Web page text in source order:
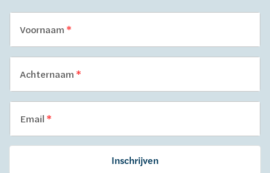
Voornaam
Achternaam
Email
Inschrijven